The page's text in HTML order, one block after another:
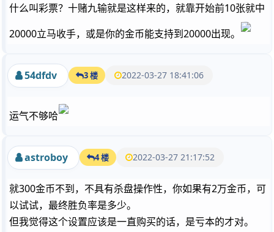
什么叫彩票？十赌九输就是这样来的，就靠开始前10张就中
20000立马收手，或是你的金币能支持到20000出现。
54dfdv 3 楼 2022-03-27 18:41:06
运气不够哈
astroboy 4 楼 2022-03-27 21:17:52
就300金币不到，不具有杀盘操作性，你如果有2万金币，可
以试试，最终胜负率是多少。
但我觉得这个设置应该是一直购买的话，是亏本的才对。